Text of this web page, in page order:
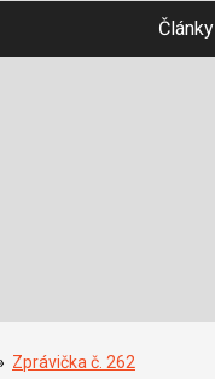
Články
Zprávička č. 262